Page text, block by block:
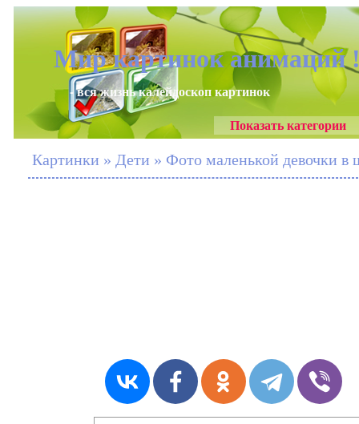
Мир картинок анимаций
- вся жизнь калейдоскоп картинок
Показать категории
Картинки » Дети » Фото маленькой девочки в